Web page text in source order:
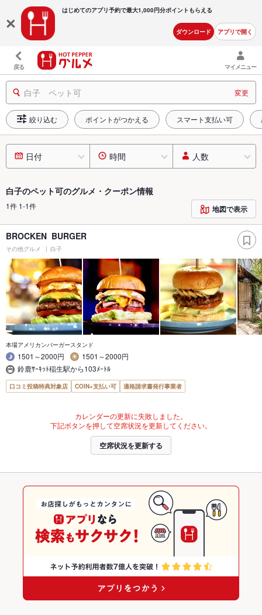
はじめてのアプリ予約で最大1,000円分ポイントもらえる
ダウンロード アプリで開く
戻る マイメニュー
白子 ペット可 変更
絞り込む ポイントがつかえる スマート支払い可
日付 時間 人数
白子のペット可のグルメ・クーポン情報
1件 1-1件 地図で表示
BROCKEN BURGER
その他グルメ 白子
本場アメリカンバーガースタンド
1501～2000円
1501～2000円
鈴鹿ｻｰｷｯﾄ稲生駅から103ﾒｰﾄﾙ
口コミ投稿特典対象店 COIN+支払い可 適格請求書発行事業者
カレンダーの更新に失敗しました。
下記ボタンを押して空席状況を更新してください。
空席状況を更新する